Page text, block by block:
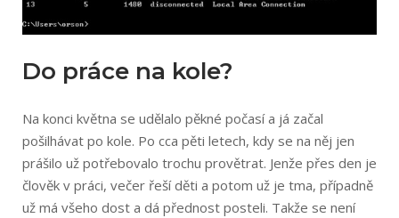
Do práce na kole?
Na konci května se udělalo pěkné počasí a já začal
pošilhávat po kole. Po cca pěti letech, kdy se na něj jen
prášilo už potřebovalo trochu provětrat. Jenže přes den je
člověk v práci, večer řeší děti a potom už je tma, případně
už má všeho dost a dá přednost posteli. Takže se není